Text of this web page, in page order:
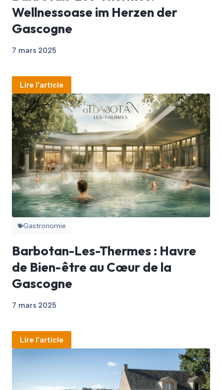
Wellnessoase im Herzen der
Gascogne
7 mars 2025
Lire l'article
Gastronomie
Barbotan-Les-Thermes : Havre
de Bien-être au Cœur de la
Gascogne
7 mars 2025
Lire l'article